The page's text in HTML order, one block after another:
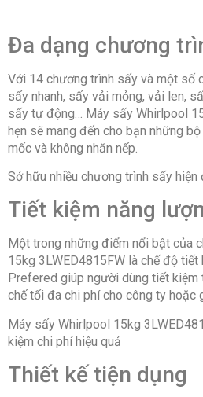
Đa dạng chương
Với 14 chương trình sấy và một số
sấy nhanh, sấy vải mỏng, vải len,
sấy tự động… Máy sấy Whirlpool
hẹn sẽ mang đến cho bạn những
mốc và không nhăn nếp.
Sở hữu nhiều chương trình sấy hiện
Tiết kiệm năng
Một trong những điểm nổi bật của
15kg 3LWED4815FW là chế độ
Prefered giúp người dùng tiết kiệm
chế tối đa chi phí cho công ty hoặc
Máy sấy Whirlpool 15kg
kiệm chi phí hiệu quả
Thiết kế tiện dụng